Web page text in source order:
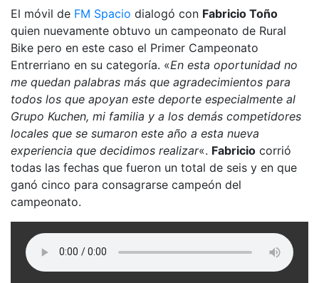
El móvil de FM Spacio dialogó con Fabricio Toño
quien nuevamente obtuvo un campeonato de Rural
Bike pero en este caso el Primer Campeonato
Entrerriano en su categoría. «En esta oportunidad no
me quedan palabras más que agradecimientos para
todos los que apoyan este deporte especialmente al
Grupo Kuchen, mi familia y a los demás competidores
locales que se sumaron este año a esta nueva
experiencia que decidimos realizar«. Fabricio corrió
todas las fechas que fueron un total de seis y en que
ganó cinco para consagrarse campeón del
campeonato.